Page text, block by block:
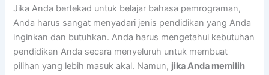
Jika Anda bertekad untuk belajar bahasa pemrograman,
Anda harus sangat menyadari jenis pendidikan yang Anda
inginkan dan butuhkan. Anda harus mengetahui kebutuhan
pendidikan Anda secara menyeluruh untuk membuat
pilihan yang lebih masuk akal. Namun, jika Anda memilih